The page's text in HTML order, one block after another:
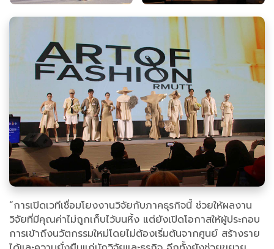
“การเปิดเวทีเชื่อมโยงงานวิจัยกับภาคธุรกิจนี้ ช่วยให้ผลงาน
วิจัยที่มีคุณค่าไม่ถูกเก็บไว้บนหิ้ง แต่ยังเปิดโอกาสให้ผู้ประกอบ
การเข้าถึงนวัตกรรมใหม่โดยไม่ต้องเริ่มต้นจากศูนย์ สร้างราย